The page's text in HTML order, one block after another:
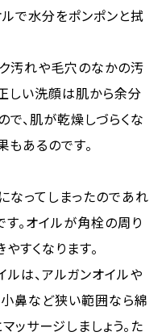
で水分をポンポンと拭
汚れや毛穴のなかの汚
しい洗顔は肌から余分
、肌が乾燥しづらくな
あるのです。
なってしまったのであれ
。オイルが角栓の周り
すくなります。
は、アルガンオイルや
小鼻など狭い範囲なら綿
ッサージしましょう。た